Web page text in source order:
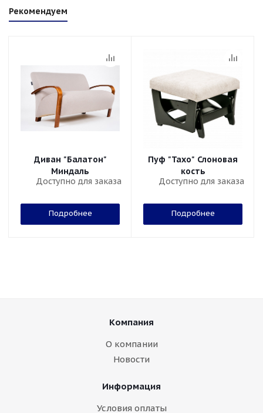
Рекомендуем
Диван "Балатон"
Миндаль
Доступно для заказа
Подробнее
Пуф "Тахо" Слоновая
кость
Доступно для заказа
Подробнее
Компания
О компании
Новости
Информация
Условия оплаты